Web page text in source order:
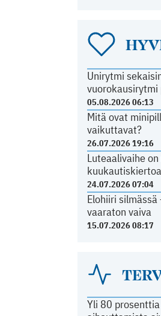
Unirytmi
vuorokausirytmi
05.08.2026 06:13
Mitä ovat
vaikuttavat?
26.07.2026 19:16
Luteaalivaihe
kuukautiskiertoa
24.07.2026 07:04
Elohiiri
vaaraton vaiva
15.07.2026 08:17
Yli 80